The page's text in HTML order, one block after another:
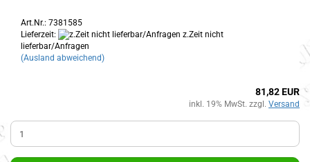
Art.Nr.: 7381585
Lieferzeit:
z.Zeit nicht
lieferbar/Anfragen
(Ausland abweichend)
81,82 EUR
inkl. 19% MwSt. zzgl. Versand